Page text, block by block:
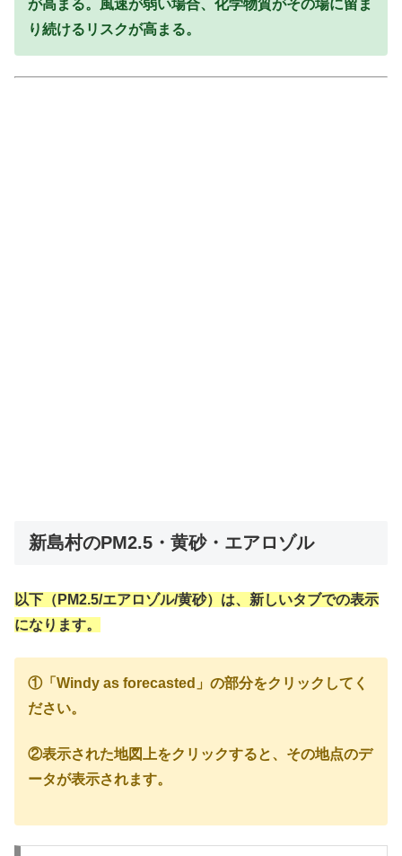
が高まる。風速が弱い場合、化学物質がその場に留ま
り続けるリスクが高まる。
新島村のPM2.5・黄砂・エアロゾル
以下（PM2.5/エアロゾル/黄砂）は、新しいタブでの表示
になります。
①「Windy as forecasted」の部分をクリックしてく
ださい。
②表示された地図上をクリックすると、その地点のデ
ータが表示されます。